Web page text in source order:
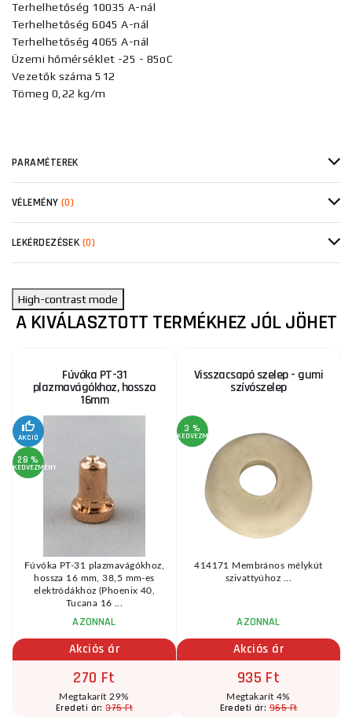
Terhelhetőség 10035 A-nál
Terhelhetőség 6045 A-nál
Terhelhetőség 4065 A-nál
Üzemi hőmérséklet -25 - 85oC
Vezetők száma 512
Tömeg 0,22 kg/m
PARAMÉTEREK
VÉLEMÉNY (0)
LEKÉRDEZÉSEK (0)
High-contrast mode
A KIVÁLASZTOTT TERMÉKHEZ JÓL JÖHET
Fúvóka PT-31
plazmavágókhoz, hossza
16mm
AKCIÓ
28 %
KEDVEZMÉNY
Fúvóka PT-31 plazmavágókhoz,
hossza 16 mm, 38,5 mm-es
elektródákhoz (Phoenix 40,
Tucana 16 ...
AZONNAL
Akciós ár
270 Ft
Megtakarít 29%
Eredeti ár:375 Ft
Visszacsapó szelep - gumi
szívószelep
3 %
KEDVEZMÉNY
414171 Membrános mélykút
szivattyúhoz ...
AZONNAL
Akciós ár
935 Ft
Megtakarít 4%
Eredeti ár:965 Ft